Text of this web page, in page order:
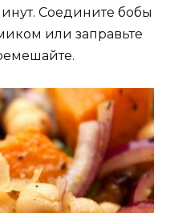
Соедините бобы
или заправьте